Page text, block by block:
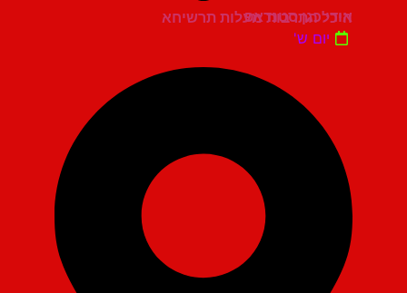
היכל התרבות מעלות תרשיחא
אודי כגן סטנדאפ
יום ש'